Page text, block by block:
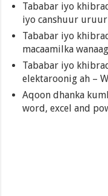
Tababar iyo
iyo canshuur
Tababar iyo
macaamilka
Tababar iyo
elektaroonig ah –
Aqoon dhanka
word, excel and